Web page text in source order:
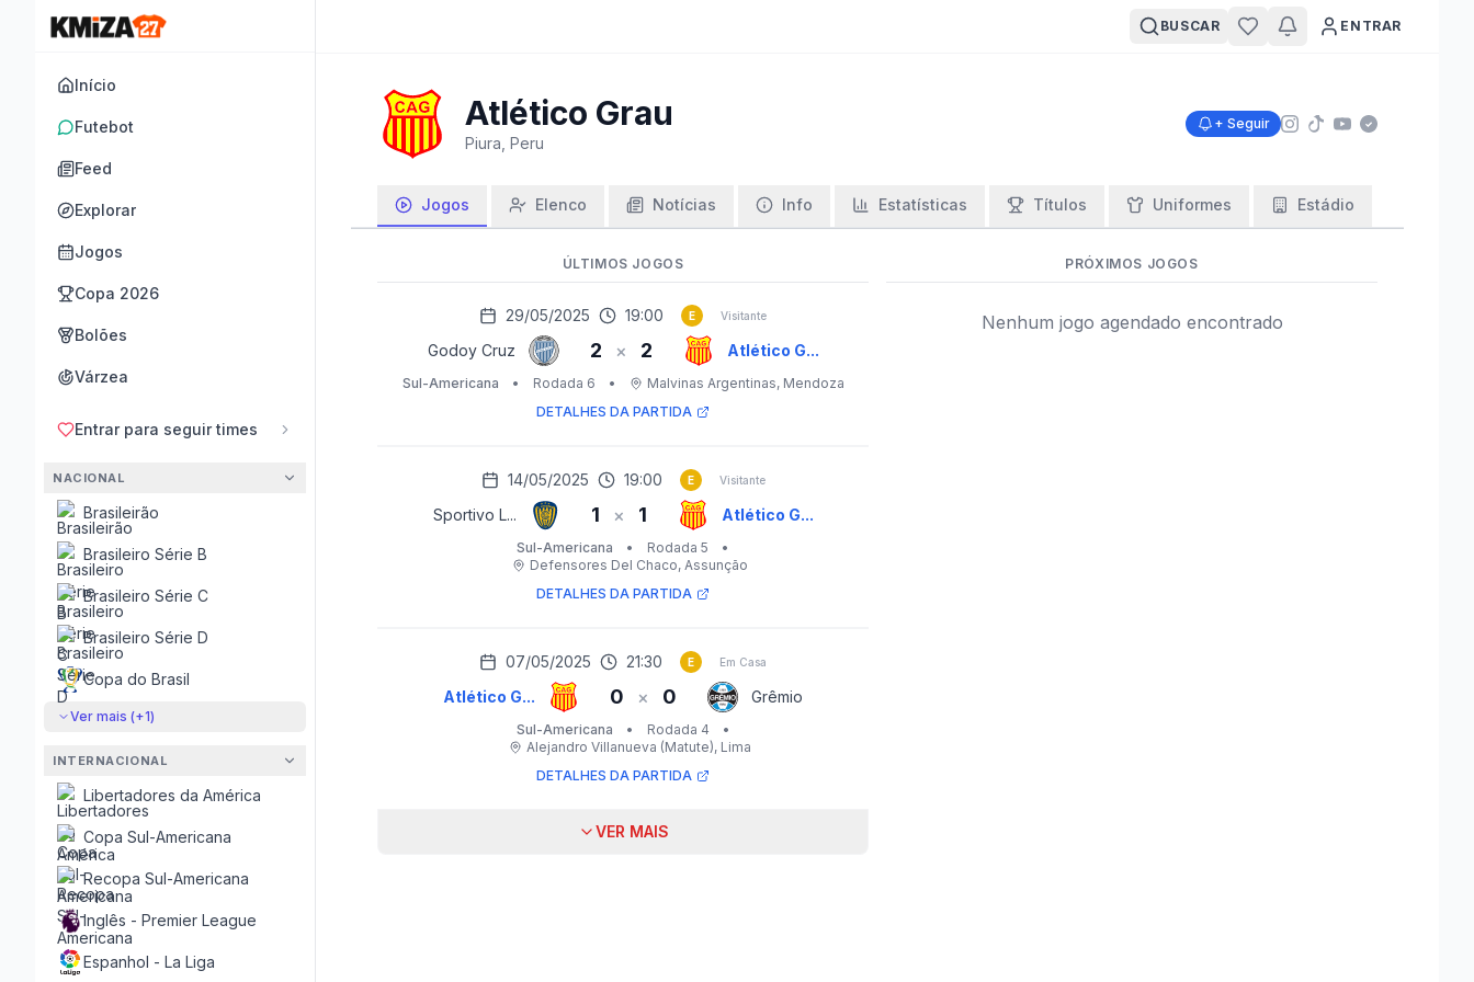
Início
Futebot
Feed
Explorar
Jogos
Copa 2026
Bolões
Várzea
Entrar para seguir times
NACIONAL
Brasileirão
Brasileiro Série B
Brasileiro Série C
Brasileiro Série D
Copa do Brasil
Ver mais (+1)
INTERNACIONAL
Libertadores da América
Copa Sul-Americana
Recopa Sul-Americana
Inglês - Premier League
Espanhol - La Liga
BUSCAR ENTRAR
Atlético Grau
Piura, Peru
+ Seguir
Jogos Elenco Notícias Info Estatísticas Títulos Uniformes Estádio
ÚLTIMOS JOGOS
29/05/2025 19:00 E Visitante
Godoy Cruz 2 × 2 Atlético G...
Sul-Americana • Rodada 6 • Malvinas Argentinas, Mendoza
DETALHES DA PARTIDA
14/05/2025 19:00 E Visitante
Sportivo L... 1 × 1 Atlético G...
Sul-Americana • Rodada 5
•
Defensores Del Chaco, Assunção
DETALHES DA PARTIDA
07/05/2025 21:30 E Em Casa
Atlético G... 0 × 0 Grêmio
Sul-Americana • Rodada 4
•
Alejandro Villanueva (Matute), Lima
DETALHES DA PARTIDA
VER MAIS
PRÓXIMOS JOGOS
Nenhum jogo agendado encontrado